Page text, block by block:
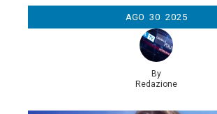
AGO 30 2025
By
Redazione